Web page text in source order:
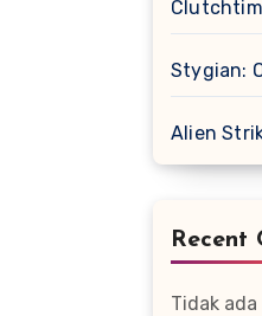
Stygian:
Alien
Recent
Tidak